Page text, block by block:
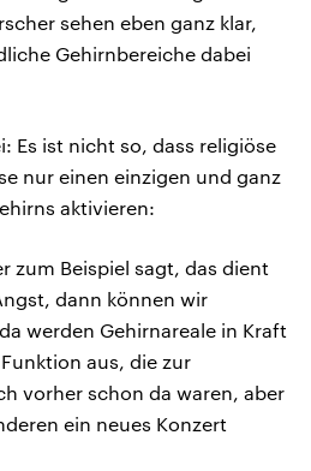
sehen eben ganz klar,
Gehirnbereiche dabei
Es ist nicht so, dass religiöse
nur einen einzigen und ganz
aktivieren:
zum Beispiel sagt, das dient
dann können wir
werden Gehirnareale in Kraft
aus, die zur
vorher schon da waren, aber
ein neues Konzert